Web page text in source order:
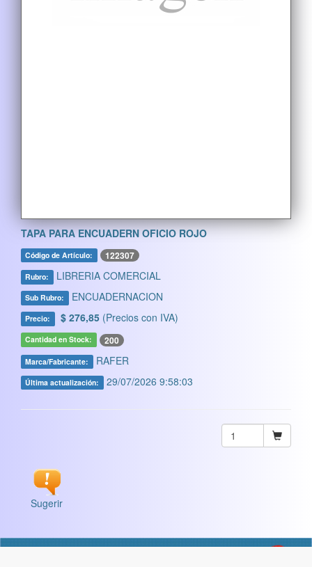
TAPA PARA ENCUADERN OFICIO ROJO
Código de Artículo: 122307
Rubro: LIBRERIA COMERCIAL
Sub Rubro: ENCUADERNACION
Precio: $ 276,85 (Precios con IVA)
Cantidad en Stock: 200
Marca/Fabricante: RAFER
Última actualización: 29/07/2026 9:58:03
Sugerir